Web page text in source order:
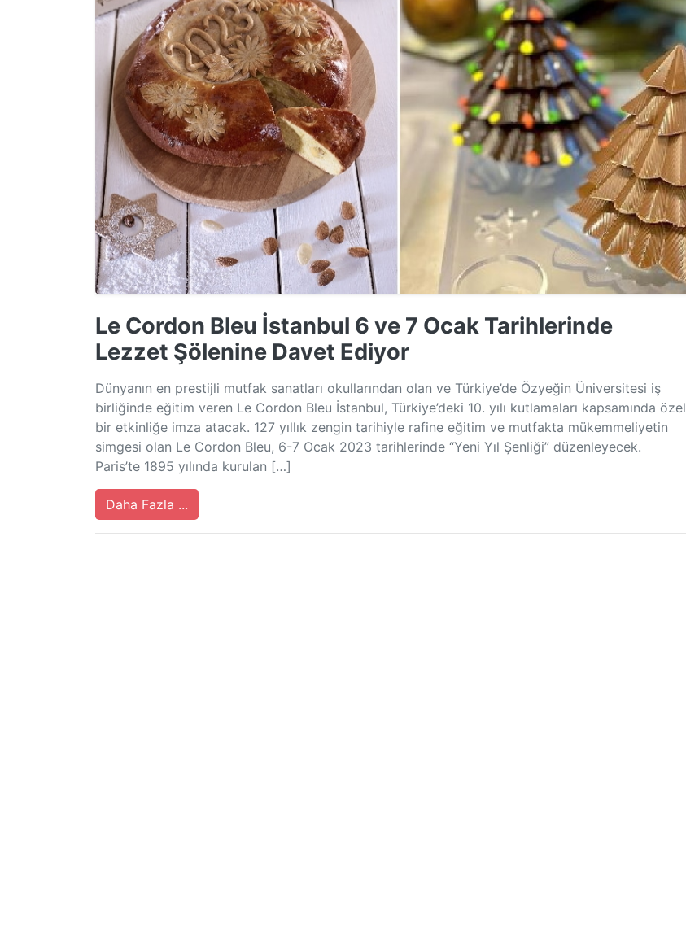
Le Cordon Bleu İstanbul 6 ve 7 Ocak Tarihlerinde
Lezzet Şölenine Davet Ediyor
Dünyanın en prestijli mutfak sanatları okullarından olan ve Türkiye’de Özyeğin Üniversitesi iş
birliğinde eğitim veren Le Cordon Bleu İstanbul, Türkiye’deki 10. yılı kutlamaları kapsamında özel
bir etkinliğe imza atacak. 127 yıllık zengin tarihiyle rafine eğitim ve mutfakta mükemmeliyetin
simgesi olan Le Cordon Bleu, 6-7 Ocak 2023 tarihlerinde “Yeni Yıl Şenliği” düzenleyecek.
Paris’te 1895 yılında kurulan […]
Daha Fazla ...